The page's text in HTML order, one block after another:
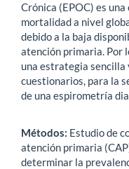
Crónica (EPOC) es
mortalidad a nivel
debido a la baja
atención primaria. Por
una estrategia sencilla
cuestionarios, para la
de una espirometría
Métodos: Estudio de
atención primaria
determinar la